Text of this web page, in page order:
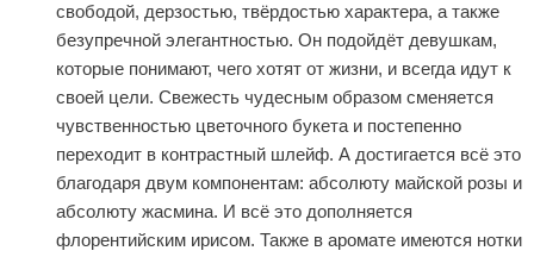
свободой, дерзостью, твёрдостью характера, а также
безупречной элегантностью. Он подойдёт девушкам,
которые понимают, чего хотят от жизни, и всегда идут к
своей цели. Свежесть чудесным образом сменяется
чувственностью цветочного букета и постепенно
переходит в контрастный шлейф. А достигается всё это
благодаря двум компонентам: абсолюту майской розы и
абсолюту жасмина. И всё это дополняется
флорентийским ирисом. Также в аромате имеются нотки